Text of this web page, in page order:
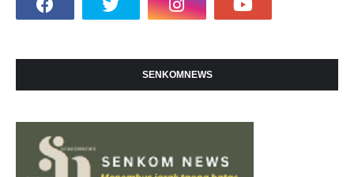
SENKOMNEWS